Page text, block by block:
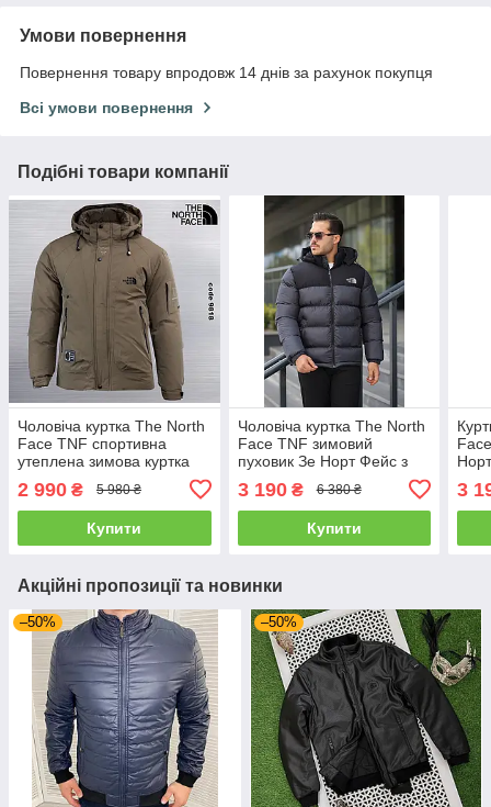
Умови повернення
Повернення товару впродовж 14 днів за рахунок покупця
Всі умови повернення
Подібні товари компанії
Чоловіча куртка The North
Face TNF спортивна
утеплена зимова куртка
Зе Норт Фейс коричнева з
капюшоном
2 990 ₴ 5 980 ₴
Купити
Чоловіча куртка The North
Face TNF зимовий
пуховик Зе Норт Фейс з
3 190₴ 6 380 ₴
Купити
3
Акційні пропозиції та новинки
–50% –50%